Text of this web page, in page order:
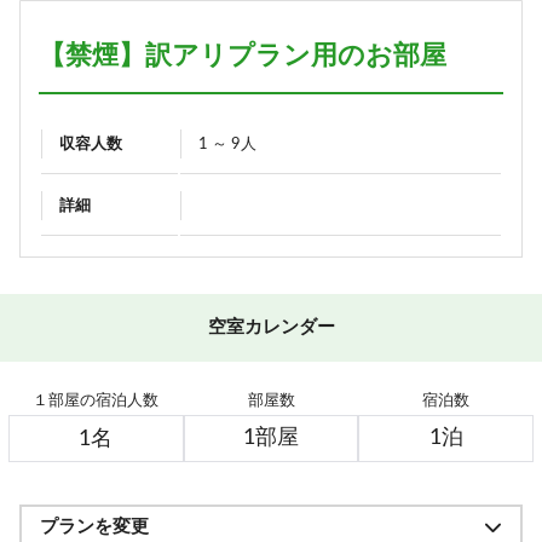
【禁煙】訳アリプラン用のお部屋
収容人数 1 ～ 9人
詳細
空室カレンダー
１部屋の宿泊人数 部屋数 宿泊数
プランを変更